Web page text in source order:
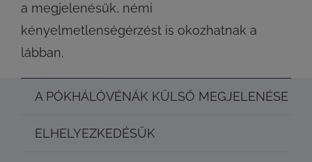
a megjelenésük, némi
kényelmetlenségérzést is okozhatnak a
lábban.
A PÓKHÁLÓVÉNÁK KÜLSŐ MEGJELENÉSE
ELHELYEZKEDÉSÜK